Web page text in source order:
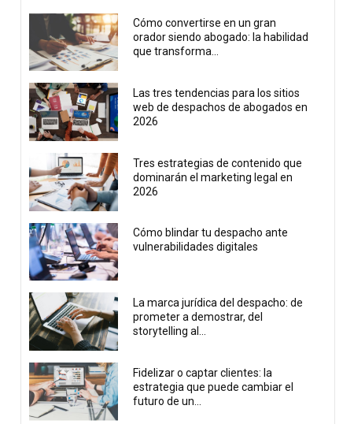
Cómo convertirse en un gran
orador siendo abogado: la habilidad
que transforma...
Las tres tendencias para los sitios
web de despachos de abogados en
2026
Tres estrategias de contenido que
dominarán el marketing legal en
2026
Cómo blindar tu despacho ante
vulnerabilidades digitales
La marca jurídica del despacho: de
prometer a demostrar, del
storytelling al...
Fidelizar o captar clientes: la
estrategia que puede cambiar el
futuro de un...